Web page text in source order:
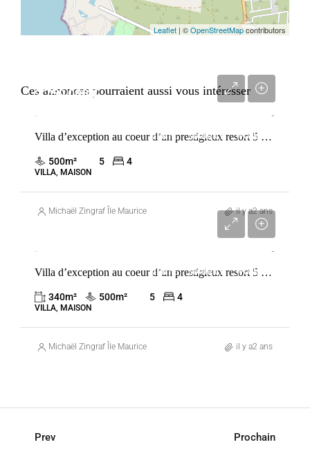
Leaflet | ©OpenStreetMapcontributors
Ces annonces pourraient aussi vous intéresser
VENTE MAURICE WOLMAR
2 750 000 €
Villa d’exception au coeur d’un prestigieux resort 5 étoiles
500m² 5 4
VILLA, MAISON
Michaël Zingraf Île Maurice il y a2 ans
VENTE MAURICE WOLMARVilla d’exception au coeur d’un prestigieux resort 5 étoiles
340m² 500m² 5 4
VILLA, MAISON
Michaël Zingraf Île Maurice il y a2 ans
Prev Prochain